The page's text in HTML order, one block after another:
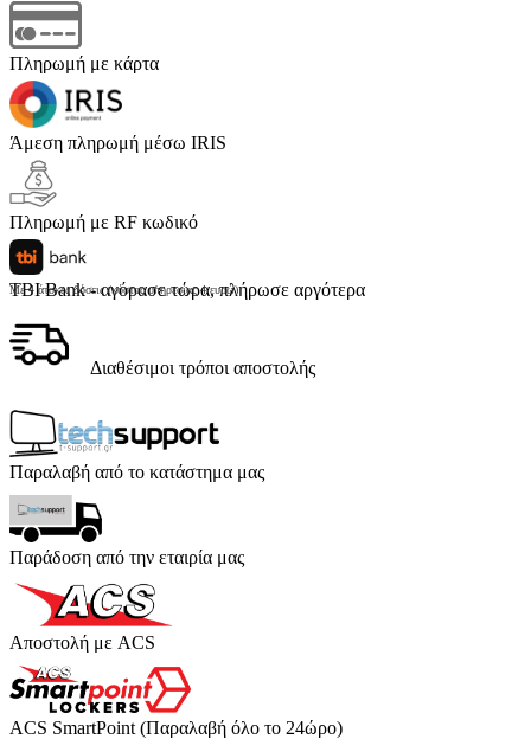
Πληρωμή με κάρτα
Άμεση πληρωμή μέσω IRIS
Πληρωμή με RF κωδικό
TBI Bank - αγόρασε τώρα, πλήρωσε αργότερα
Με 4 άτοκες δόσεις (κόστος υπηρεσίας 4 ευρώ)
Διαθέσιμοι τρόποι αποστολής
Παραλαβή από το κατάστημα μας
Παράδοση από την εταιρία μας
Αποστολή με ACS
ACS SmartPoint (Παραλαβή όλο το 24ώρο)